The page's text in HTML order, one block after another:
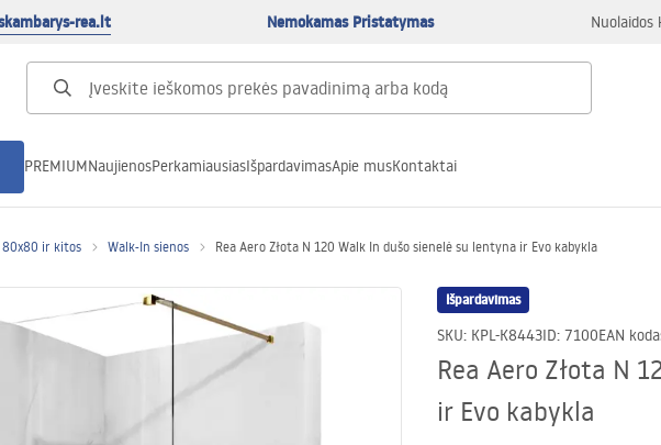
rea.lt Nemokamas Pristatymas Nuolaidos
PREMIUMNaujienosPerkamiausiasIšpardavimasApie musKontaktai
80x80 ir kitos Walk-In sienos Rea Aero Złota N 120 Walk In dušo sienelė su lentyna ir Evo kabykla
Išpardavimas
SKU: KPL-K8443ID: 7100EAN
Rea Aero Złota N
ir Evo kabykla